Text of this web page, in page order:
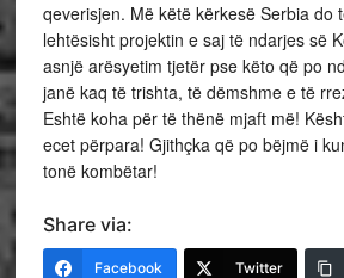
qeverisjen. Më këtë kërkesë Serbia do
lehtësisht projektin e saj të ndarjes së
asnjë arësyetim tjetër pse këto që po
janë kaq të trishta, të dëmshme e të
Eshtë koha për të thënë mjaft më!
ecet përpara! Gjithçka që po bëjmë i
tonë kombëtar!
Share via:
Facebook Twitter